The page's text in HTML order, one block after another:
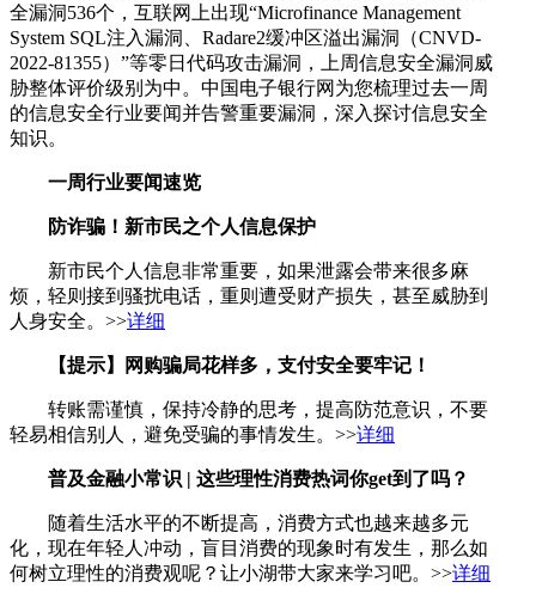
全漏洞536个，互联网上出现“Microfinance Management
System SQL注入漏洞、Radare2缓冲区溢出漏洞（CNVD-
2022-81355）”等零日代码攻击漏洞，上周信息安全漏洞威
胁整体评价级别为中。中国电子银行网为您梳理过去一周
的信息安全行业要闻并告警重要漏洞，深入探讨信息安全
知识。
一周行业要闻速览
防诈骗！新市民之个人信息保护
新市民个人信息非常重要，如果泄露会带来很多麻
烦，轻则接到骚扰电话，重则遭受财产损失，甚至威胁到
人身安全。>>详细
【提示】网购骗局花样多，支付安全要牢记！
转账需谨慎，保持冷静的思考，提高防范意识，不要
轻易相信别人，避免受骗的事情发生。>>详细
普及金融小常识 | 这些理性消费热词你get到了吗？
随着生活水平的不断提高，消费方式也越来越多元
化，现在年轻人冲动，盲目消费的现象时有发生，那么如
何树立理性的消费观呢？让小湖带大家来学习吧。>>详细